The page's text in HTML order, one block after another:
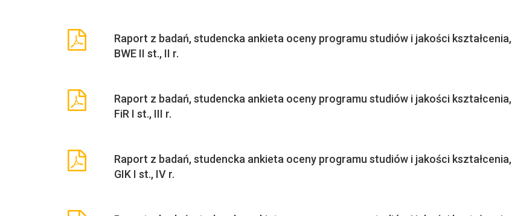
Raport z badań, studencka ankieta oceny programu studiów i jakości kształcenia,
BWE II st., II r.
Raport z badań, studencka ankieta oceny programu studiów i jakości kształcenia,
FiR I st., III r.
Raport z badań, studencka ankieta oceny programu studiów i jakości kształcenia,
GIK I st., IV r.